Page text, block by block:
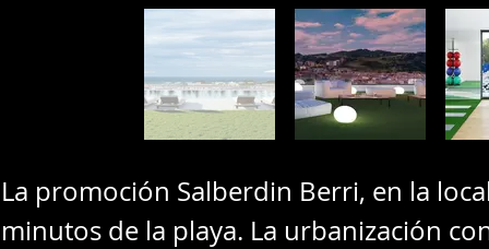
La promoción Salberdin Berri, en la
minutos de la playa. La urbanización